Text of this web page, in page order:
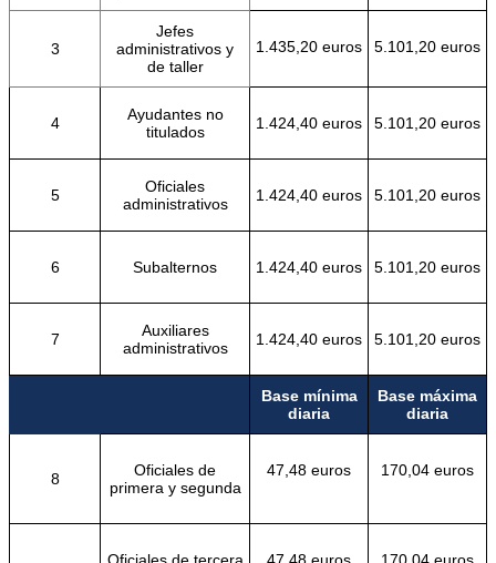
3
Jefes
administrativos y
de taller
1.435,20 euros 5.101,20 euros
4
Ayudantes no
titulados
1.424,40 euros 5.101,20 euros
5
Oficiales
administrativos
1.424,40 euros 5.101,20 euros
6 Subalternos 1.424,40 euros 5.101,20 euros
7
Auxiliares
administrativos
1.424,40 euros 5.101,20 euros
Base mínima
diaria
Base máxima
diaria
8
Oficiales de
primera y segunda
47,48 euros 170,04 euros
Oficiales de tercera 47,48 euros 170,04 euros